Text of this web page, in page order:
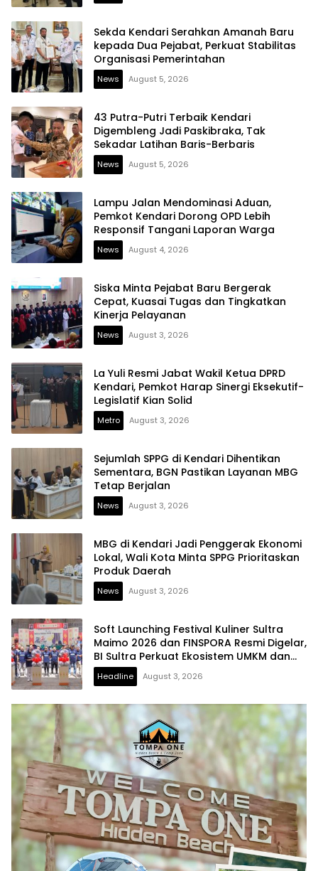
Sekda Kendari Serahkan Amanah Baru
kepada Dua Pejabat, Perkuat Stabilitas
Organisasi Pemerintahan
News August 5, 2026
43 Putra-Putri Terbaik Kendari
Digembleng Jadi Paskibraka, Tak
Sekadar Latihan Baris-Berbaris
News August 5, 2026
Lampu Jalan Mendominasi Aduan,
Pemkot Kendari Dorong OPD Lebih
Responsif Tangani Laporan Warga
News August 4, 2026
Siska Minta Pejabat Baru Bergerak
Cepat, Kuasai Tugas dan Tingkatkan
Kinerja Pelayanan
News August 3, 2026
La Yuli Resmi Jabat Wakil Ketua DPRD
Kendari, Pemkot Harap Sinergi Eksekutif-
Legislatif Kian Solid
Metro August 3, 2026
Sejumlah SPPG di Kendari Dihentikan
Sementara, BGN Pastikan Layanan MBG
Tetap Berjalan
News August 3, 2026
MBG di Kendari Jadi Penggerak Ekonomi
Lokal, Wali Kota Minta SPPG Prioritaskan
Produk Daerah
News August 3, 2026
Soft Launching Festival Kuliner Sultra
Maimo 2026 dan FINSPORA Resmi Digelar,
BI Sultra Perkuat Ekosistem UMKM dan
Digitalisasi Ekonomi
Headline August 3, 2026